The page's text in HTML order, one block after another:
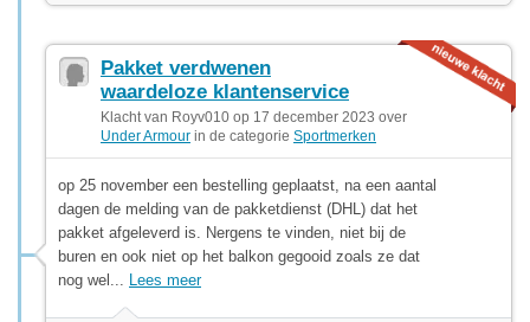
Pakket verdwenen
waardeloze klantenservice
Klacht van Royv010 op 17 december 2023 over
Under Armour in de categorie Sportmerken
op 25 november een bestelling geplaatst, na een aantal
dagen de melding van de pakketdienst (DHL) dat het
pakket afgeleverd is. Nergens te vinden, niet bij de
buren en ook niet op het balkon gegooid zoals ze dat
nog wel... Lees meer